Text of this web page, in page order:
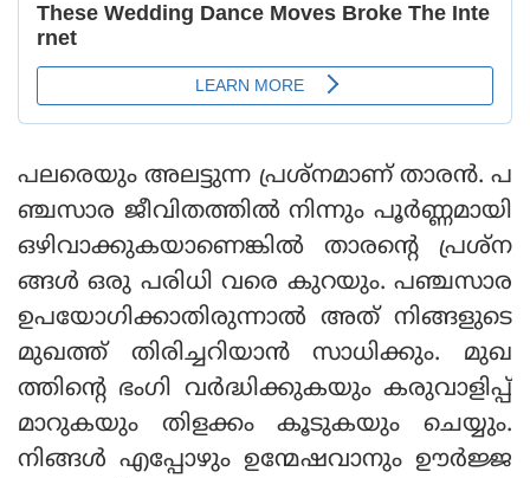
പലരെയും അലട്ടുന്ന പ്രശ്‌നമാണ് താരന്‍. പ
ഞ്ചസാര ജീവിതത്തില്‍ നിന്നും പൂര്‍ണ്ണമായി
ഒഴിവാക്കുകയാണെങ്കില്‍ താരന്റെ പ്രശ്‌ന
ങ്ങള്‍ ഒരു പരിധി വരെ കുറയും. പഞ്ചസാര
ഉപയോഗിക്കാതിരുന്നാല്‍ അത് നിങ്ങളുടെ
മുഖത്ത് തിരിച്ചറിയാന്‍ സാധിക്കും. മുഖ
ത്തിന്റെ ഭംഗി വര്‍ദ്ധിക്കുകയും കരുവാളിപ്പ്
മാറുകയും തിളക്കം കൂടുകയും ചെയ്യും.
നിങ്ങള്‍ എപ്പോഴും ഉന്മേഷവാനും ഊര്‍ജ്ജ